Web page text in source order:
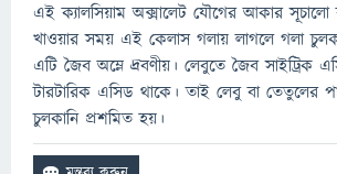
এই ক্যালসিয়াম অক্সালেট যৌগের আকার
খাওয়ার সময় এই কেলাস গলায় লাগলে গলা
এটি জৈব অম্লে দ্রবণীয়। লেবুতে জৈব সাইট্রিক
টারটারিক এসিড থাকে। তাই লেবু বা তেতুলের
চুলকানি প্রশমিত হয়।